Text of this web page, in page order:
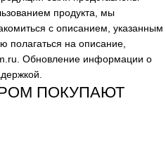
продукта, мы
с описанием, указанным
полагаться на описание,
. Обновление информации о
ПОКУПАЮТ